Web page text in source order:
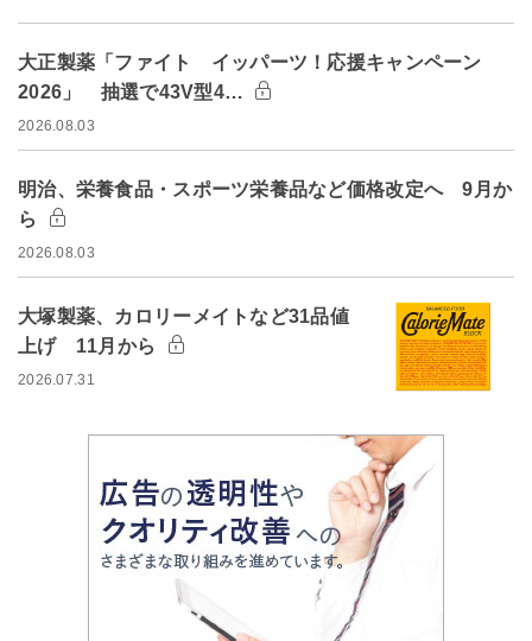
大正製薬「ファイト イッパーツ！応援キャンペーン
2026」 抽選で43V型4…
2026.08.03
明治、栄養食品・スポーツ栄養品など価格改定へ 9月か
ら
2026.08.03
大塚製薬、カロリーメイトなど31品値
上げ 11月から
2026.07.31